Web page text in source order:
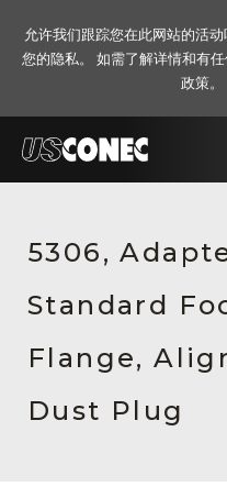
解决方案
产品
资源
关于我们
5306,
Standard
Flange,
Dust Plug
允许我们跟踪您在此网站的活
您的隐私。 如需了解详情和有
政策。